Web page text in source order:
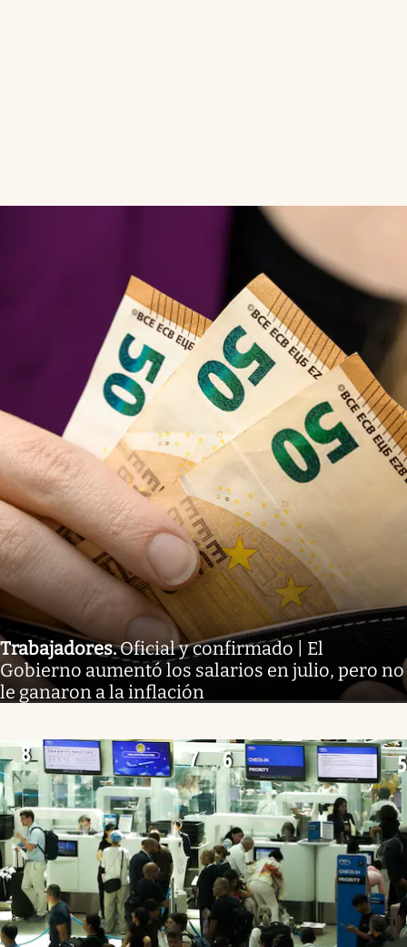
Trabajadores.Oficial y confirmado | El
Gobierno aumentó los salarios en julio, pero no
le ganaron a la inflación